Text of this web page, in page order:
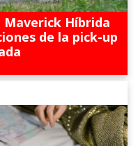
Maverick Híbrida
de la pick-up